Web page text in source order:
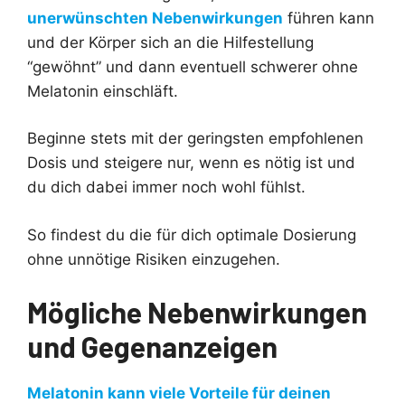
unerwünschten Nebenwirkungen führen kann
und der Körper sich an die Hilfestellung
“gewöhnt” und dann eventuell schwerer ohne
Melatonin einschläft.
Beginne stets mit der geringsten empfohlenen
Dosis und steigere nur, wenn es nötig ist und
du dich dabei immer noch wohl fühlst.
So findest du die für dich optimale Dosierung
ohne unnötige Risiken einzugehen.
Mögliche Nebenwirkungen
und Gegenanzeigen
Melatonin kann viele Vorteile für deinen